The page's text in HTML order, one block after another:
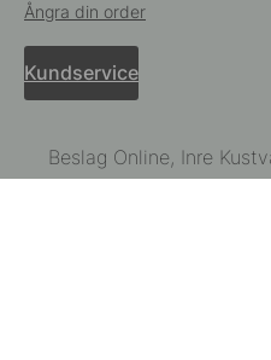
Ångra din order
Kundservice
Beslag Online, Inre